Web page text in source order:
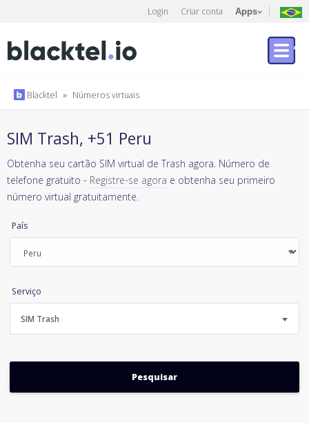
Login Criar conta Apps
Blacktel » Números virtuais
SIM Trash, +51 Peru
Obtenha seu cartão SIM virtual de Trash agora. Número de
telefone gratuito - Registre-se agora e obtenha seu primeiro
número virtual gratuitamente.
País
Serviço
SIM Trash